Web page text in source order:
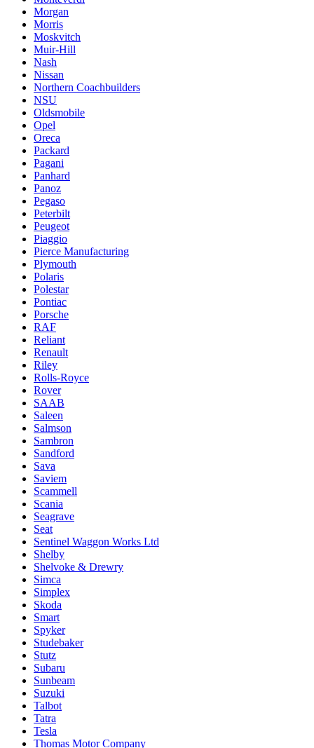
Morgan
Morris
Moskvitch
Muir-Hill
Nash
Nissan
Northern Coachbuilders
NSU
Oldsmobile
Opel
Oreca
Packard
Pagani
Panhard
Panoz
Pegaso
Peterbilt
Peugeot
Piaggio
Pierce Manufacturing
Plymouth
Polaris
Polestar
Pontiac
Porsche
RAF
Reliant
Renault
Riley
Rolls-Royce
Rover
SAAB
Saleen
Salmson
Sambron
Sandford
Sava
Saviem
Scammell
Scania
Seagrave
Seat
Sentinel Waggon Works Ltd
Shelby
Shelvoke & Drewry
Simca
Simplex
Skoda
Smart
Spyker
Studebaker
Stutz
Subaru
Sunbeam
Suzuki
Talbot
Tatra
Tesla
Thomas Motor Company